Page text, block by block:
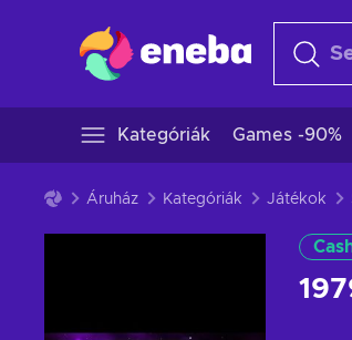
Kategóriák Games -90%
Áruház Kategóriák Játékok